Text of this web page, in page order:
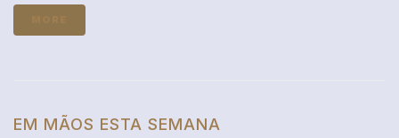
EM MÃOS ESTA SEMANA